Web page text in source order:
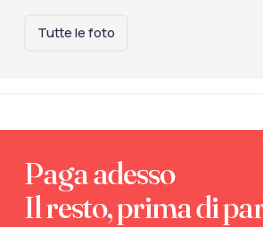
Tutte le foto
Paga adesso
Il resto, prima di